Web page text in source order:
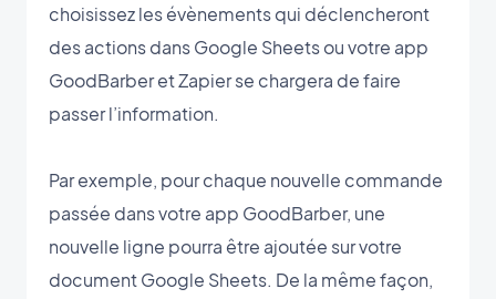
choisissez les évènements qui déclencheront
des actions dans Google Sheets ou votre app
GoodBarber et Zapier se chargera de faire
passer l’information.
Par exemple, pour chaque nouvelle commande
passée dans votre app GoodBarber, une
nouvelle ligne pourra être ajoutée sur votre
document Google Sheets. De la même façon,